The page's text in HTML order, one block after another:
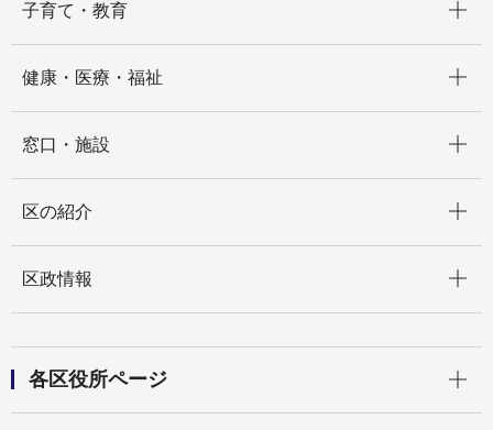
子育て・教育
健康・医療・福祉
窓口・施設
区の紹介
区政情報
各区役所ページ